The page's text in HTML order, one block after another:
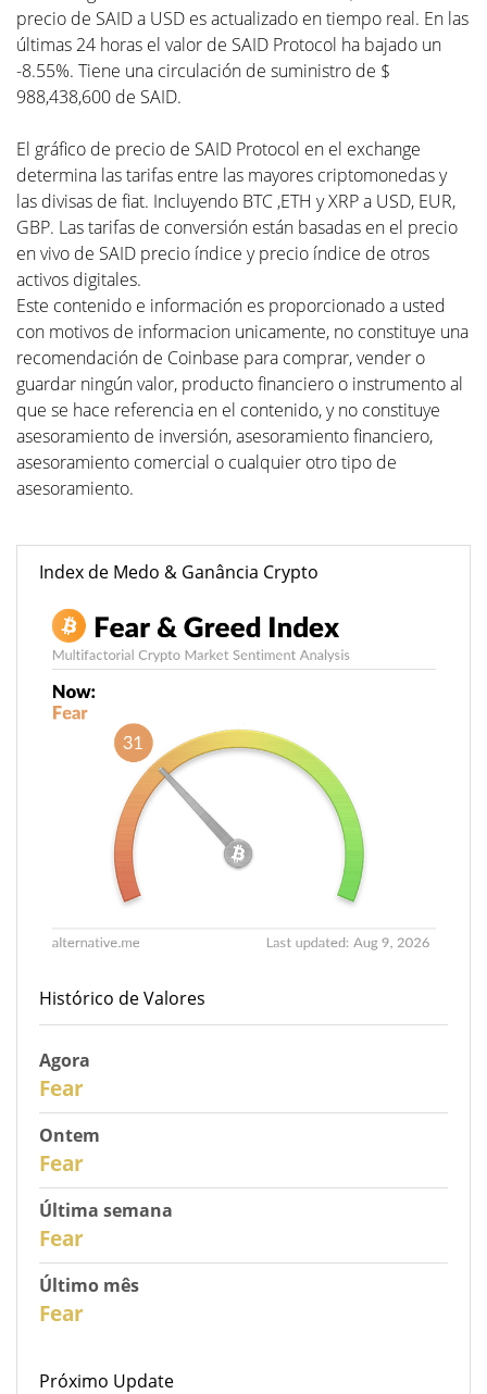
precio de SAID a USD es actualizado en tiempo real. En las
últimas 24 horas el valor de SAID Protocol ha bajado un
-8.55%. Tiene una circulación de suministro de $
988,438,600 de SAID.
El gráfico de precio de SAID Protocol en el exchange
determina las tarifas entre las mayores criptomonedas y
las divisas de fiat. Incluyendo BTC ,ETH y XRP a USD, EUR,
GBP. Las tarifas de conversión están basadas en el precio
en vivo de SAID precio índice y precio índice de otros
activos digitales.
Este contenido e información es proporcionado a usted
con motivos de informacion unicamente, no constituye una
recomendación de Coinbase para comprar, vender o
guardar ningún valor, producto financiero o instrumento al
que se hace referencia en el contenido, y no constituye
asesoramiento de inversión, asesoramiento financiero,
asesoramiento comercial o cualquier otro tipo de
asesoramiento.
Index de Medo & Ganância Crypto
Histórico de Valores
Agora
Fear
Ontem
Fear
Última semana
Fear
Último mês
Fear
Próximo Update